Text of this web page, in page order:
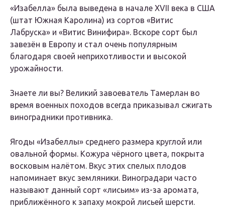
«Изабелла» была выведена в начале XVII века в США
(штат Южная Каролина) из сортов «Витис
Лабруска» и «Витис Винифира». Вскоре сорт был
завезён в Европу и стал очень популярным
благодаря своей неприхотливости и высокой
урожайности.
Знаете ли вы? Великий завоеватель Тамерлан во
время военных походов всегда приказывал сжигать
виноградники противника.
Ягоды «Изабеллы» среднего размера круглой или
овальной формы. Кожура чёрного цвета, покрыта
восковым налётом. Вкус этих спелых плодов
напоминает вкус земляники. Виноградари часто
называют данный сорт «лисьим» из-за аромата,
приближённого к запаху мокрой лисьей шерсти.